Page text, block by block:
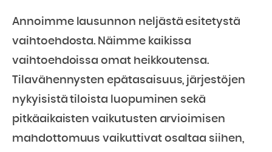
Annoimme lausunnon neljästä esitetystä
vaihtoehdosta. Näimme kaikissa
vaihtoehdoissa omat heikkoutensa.
Tilavähennysten epätasaisuus, järjestöjen
nykyisistä tiloista luopuminen sekä
pitkäaikaisten vaikutusten arvioimisen
mahdottomuus vaikuttivat osaltaa siihen,